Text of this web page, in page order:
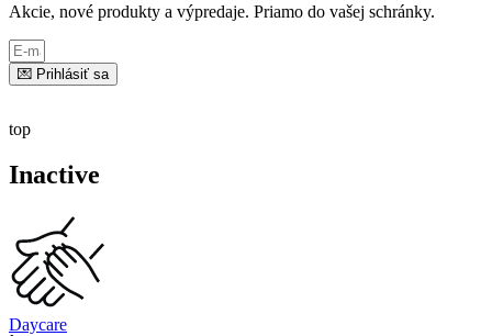
Akcie, nové produkty a výpredaje. Priamo do vašej schránky.
💌 Prihlásiť sa
top
Inactive
Daycare